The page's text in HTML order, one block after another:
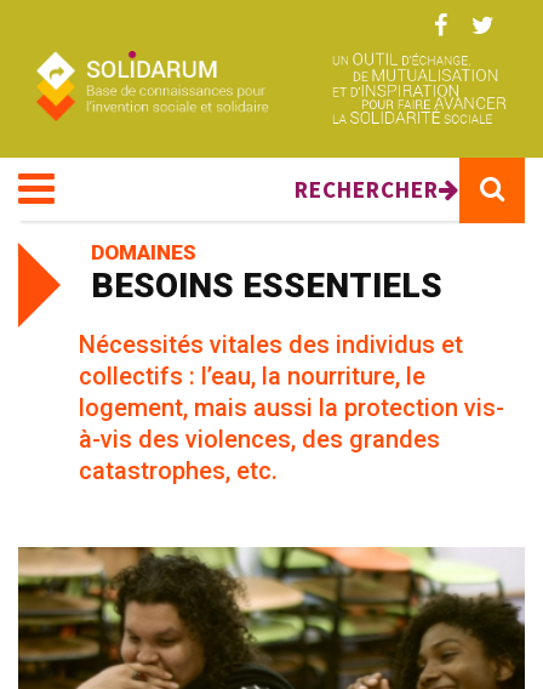
RECHERCHER
DOMAINES
BESOINS ESSENTIELS
Nécessités vitales des individus et
collectifs : l’eau, la nourriture, le
logement, mais aussi la protection vis-
à-vis des violences, des grandes
catastrophes, etc.